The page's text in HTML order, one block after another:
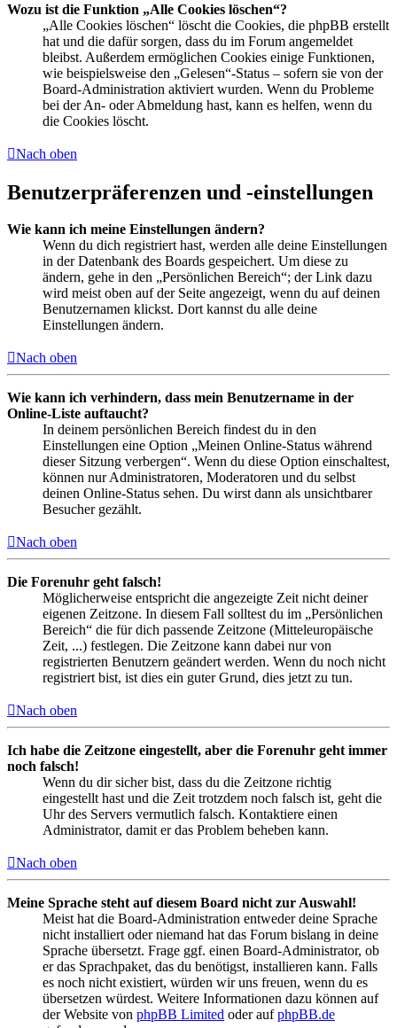
Wozu ist die Funktion „Alle Cookies löschen“?
„Alle Cookies löschen“ löscht die Cookies, die phpBB erstellt
hat und die dafür sorgen, dass du im Forum angemeldet
bleibst. Außerdem ermöglichen Cookies einige Funktionen,
wie beispielsweise den „Gelesen“-Status – sofern sie von der
Board-Administration aktiviert wurden. Wenn du Probleme
bei der An- oder Abmeldung hast, kann es helfen, wenn du
die Cookies löscht.
Nach oben
Benutzerpräferenzen und -einstellungen
Wie kann ich meine Einstellungen ändern?
Wenn du dich registriert hast, werden alle deine Einstellungen
in der Datenbank des Boards gespeichert. Um diese zu
ändern, gehe in den „Persönlichen Bereich“; der Link dazu
wird meist oben auf der Seite angezeigt, wenn du auf deinen
Benutzernamen klickst. Dort kannst du alle deine
Einstellungen ändern.
Nach oben
Wie kann ich verhindern, dass mein Benutzername in der
Online-Liste auftaucht?
In deinem persönlichen Bereich findest du in den
Einstellungen eine Option „Meinen Online-Status während
dieser Sitzung verbergen“. Wenn du diese Option einschaltest,
können nur Administratoren, Moderatoren und du selbst
deinen Online-Status sehen. Du wirst dann als unsichtbarer
Besucher gezählt.
Nach oben
Die Forenuhr geht falsch!
Möglicherweise entspricht die angezeigte Zeit nicht deiner
eigenen Zeitzone. In diesem Fall solltest du im „Persönlichen
Bereich“ die für dich passende Zeitzone (Mitteleuropäische
Zeit, ...) festlegen. Die Zeitzone kann dabei nur von
registrierten Benutzern geändert werden. Wenn du noch nicht
registriert bist, ist dies ein guter Grund, dies jetzt zu tun.
Nach oben
Ich habe die Zeitzone eingestellt, aber die Forenuhr geht immer
noch falsch!
Wenn du dir sicher bist, dass du die Zeitzone richtig
eingestellt hast und die Zeit trotzdem noch falsch ist, geht die
Uhr des Servers vermutlich falsch. Kontaktiere einen
Administrator, damit er das Problem beheben kann.
Nach oben
Meine Sprache steht auf diesem Board nicht zur Auswahl!
Meist hat die Board-Administration entweder deine Sprache
nicht installiert oder niemand hat das Forum bislang in deine
Sprache übersetzt. Frage ggf. einen Board-Administrator, ob
er das Sprachpaket, das du benötigst, installieren kann. Falls
es noch nicht existiert, würden wir uns freuen, wenn du es
übersetzen würdest. Weitere Informationen dazu können auf
der Website von phpBB Limited oder aufphpBB.de